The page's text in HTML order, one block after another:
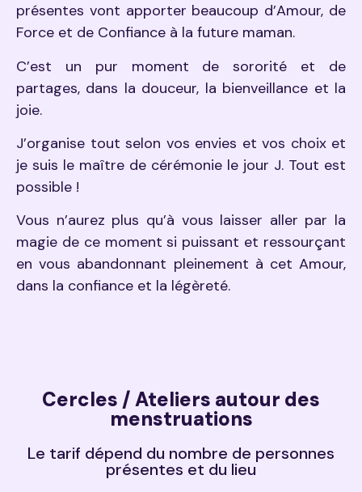
présentes vont apporter beaucoup d’Amour, de
Force et de Confiance à la future maman.
C’est un pur moment de sororité et de
partages, dans la douceur, la bienveillance et la
joie.
J’organise tout selon vos envies et vos choix et
je suis le maître de cérémonie le jour J. Tout est
possible !
Vous n’aurez plus qu’à vous laisser aller par la
magie de ce moment si puissant et ressourçant
en vous abandonnant pleinement à cet Amour,
dans la confiance et la légèreté.
Cercles / Ateliers autour des
menstruations
Le tarif dépend du nombre de personnes
présentes et du lieu